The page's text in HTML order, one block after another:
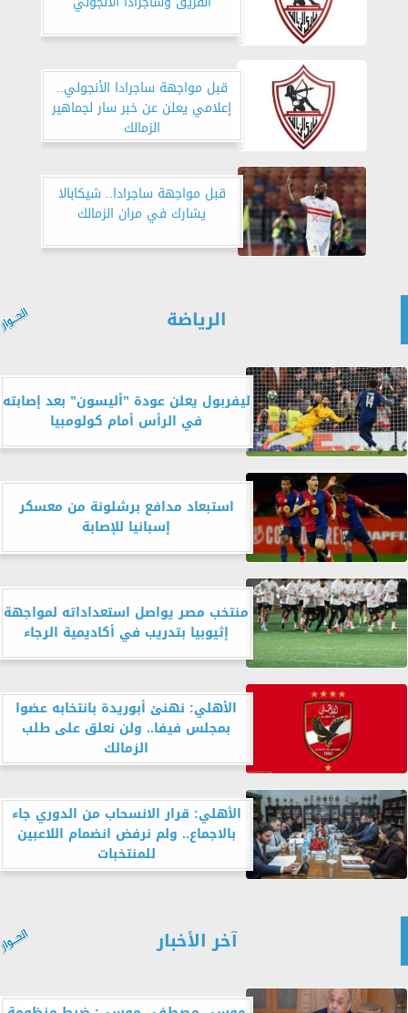
قبل مواجهة ساجرادا الأنجولي..
إعلامي يعلن عن خبر سار لجماهير
الزمالك
قبل مواجهة ساجرادا.. شيكابالا
يشارك في مران الزمالك
الرياضة
ليفربول يعلن عودة ”أليسون” بعد إصابته
في الرأس أمام كولومبيا
استبعاد مدافع برشلونة من معسكر
إسبانيا للإصابة
منتخب مصر يواصل استعداداته لمواجهة
إثيوبيا بتدريب في أكاديمية الرجاء
الأهلي: نهنئ أبوريدة بانتخابه عضوا
بمجلس فيفا.. ولن نعلق على طلب
الزمالك
الأهلي: قرار الانسحاب من الدوري جاء
بالاجماع.. ولم نرفض انضمام اللاعبين
للمنتخبات
آخر الأخبار